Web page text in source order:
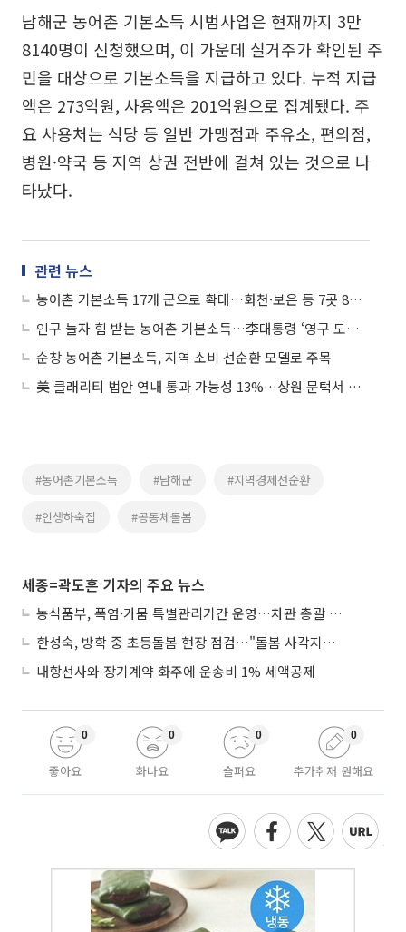
남해군 농어촌 기본소득 시범사업은 현재까지 3만
8140명이 신청했으며, 이 가운데 실거주가 확인된 주
민을 대상으로 기본소득을 지급하고 있다. 누적 지급
액은 273억원, 사용액은 201억원으로 집계됐다. 주
요 사용처는 식당 등 일반 가맹점과 주유소, 편의점,
병원·약국 등 지역 상권 전반에 걸쳐 있는 것으로 나
타났다.
관련 뉴스
농어촌 기본소득 17개 군으로 확대…화천·보은 등 7곳 8월 첫 지급
인구 늘자 힘 받는 농어촌 기본소득…李대통령 ‘영구 도입 효과’ 언급
순창 농어촌 기본소득, 지역 소비 선순환 모델로 주목
美 클래리티 법안 연내 통과 가능성 13%…상원 문턱서 제동
#농어촌기본소득 #남해군 #지역경제선순환
#인생하숙집 #공동체돌봄
세종=곽도흔 기자의 주요 뉴스
농식품부, 폭염·가뭄 특별관리기간 운영…차관 총괄 대응체계 격상
한성숙, 방학 중 초등돌봄 현장 점검…"돌봄 사각지대 없애야"
내항선사와 장기계약 화주에 운송비 1% 세액공제
좋아요
0
화나요
0
슬퍼요
0
추가취재 원해요
0